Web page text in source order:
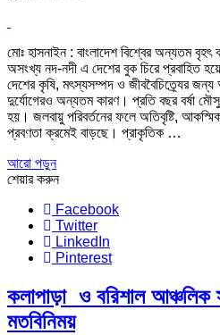
মোঃ হাসনাইন : বাংলাদেশ বিশ্বের অন্যতম বৃহৎ
অসংখ্য নদ-নদী এ দেশের বুক চিরে প্রবাহিত
দেশের কৃষি, মৎস্যসম্পদ ও জীববৈচিত্র্যের জন্য
দুর্যোগেরও অন্যতম কারণ। প্রতি বছর বর্ষা
হয়। জলবায়ু পরিবর্তনের ফলে অতিবৃষ্টি, আকস্মিক
প্রবণতা ক্রমেই বাড়ছে। প্রাকৃতিক …
আরো পড়ুন
শেয়ার করুন
Facebook
Twitter
LinkedIn
Pinterest
কলাপাড়া ও বরিশাল আঞ্চলিক
মতবিনিময়